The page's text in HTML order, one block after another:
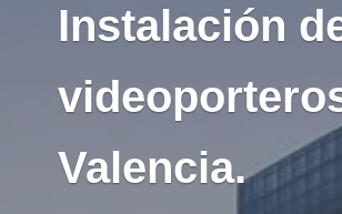
Instalación
Valencia.